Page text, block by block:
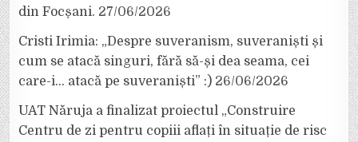
din Focșani. 27/06/2026
Cristi Irimia: „Despre suveranism, suveraniști și
cum se atacă singuri, fără să-și dea seama, cei
care-i… atacă pe suveraniști” :) 26/06/2026
UAT Năruja a finalizat proiectul „Construire
Centru de zi pentru copiii aflați în situație de risc